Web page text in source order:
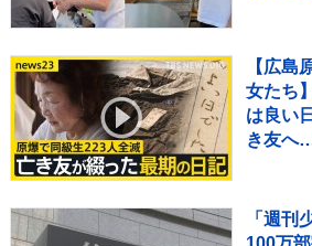
【広島
女たち
は良い
き友へ
「週刊